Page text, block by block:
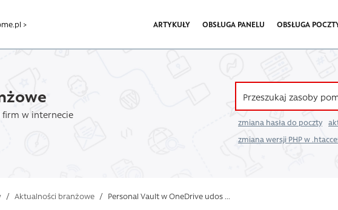
> ARTYKUŁY OBSŁUGA PANELU OBSŁUGA
w internecie
zmiana hasła do poczty
zmiana wersji PHP w
/ Aktualności branżowe / Personal Vault w OneDrive udos ...